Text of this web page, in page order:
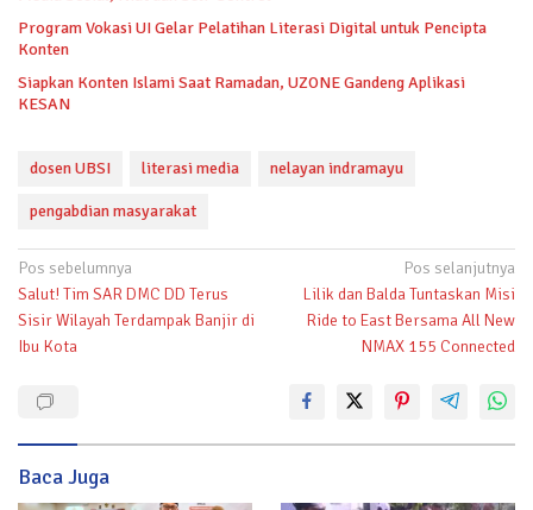
Program Vokasi UI Gelar Pelatihan Literasi Digital untuk Pencipta
Konten
Siapkan Konten Islami Saat Ramadan, UZONE Gandeng Aplikasi
KESAN
dosen UBSI literasi media nelayan indramayu
pengabdian masyarakat
Navigasi
pos
Pos sebelumnya
Salut! Tim SAR DMC DD Terus
Sisir Wilayah Terdampak Banjir di
Ibu Kota
Pos selanjutnya
Lilik dan Balda Tuntaskan Misi
Ride to East Bersama All New
NMAX 155 Connected
Baca Juga